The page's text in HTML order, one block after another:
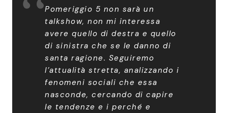
Pomeriggio 5 non sarà un
talkshow, non mi interessa
avere quello di destra e quello
di sinistra che se le danno di
santa ragione. Seguiremo
l’attualità stretta, analizzando i
fenomeni sociali che essa
nasconde, cercando di capire
le tendenze e i perché e